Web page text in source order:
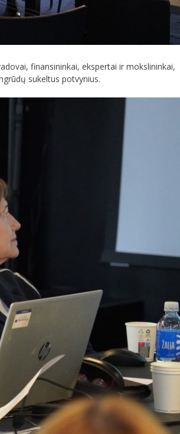
finansininkai, ekspertai ir mokslininkai,
sukeltus potvynius.